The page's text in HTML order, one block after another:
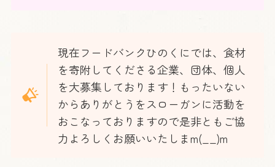
現在フードバンクひのくにでは、食材
を寄附してくださる企業、団体、個人
を大募集しております！もったいない
からありがとうをスローガンに活動を
おこなっておりますので是非ともご協
力よろしくお願いいたしまm(__)m